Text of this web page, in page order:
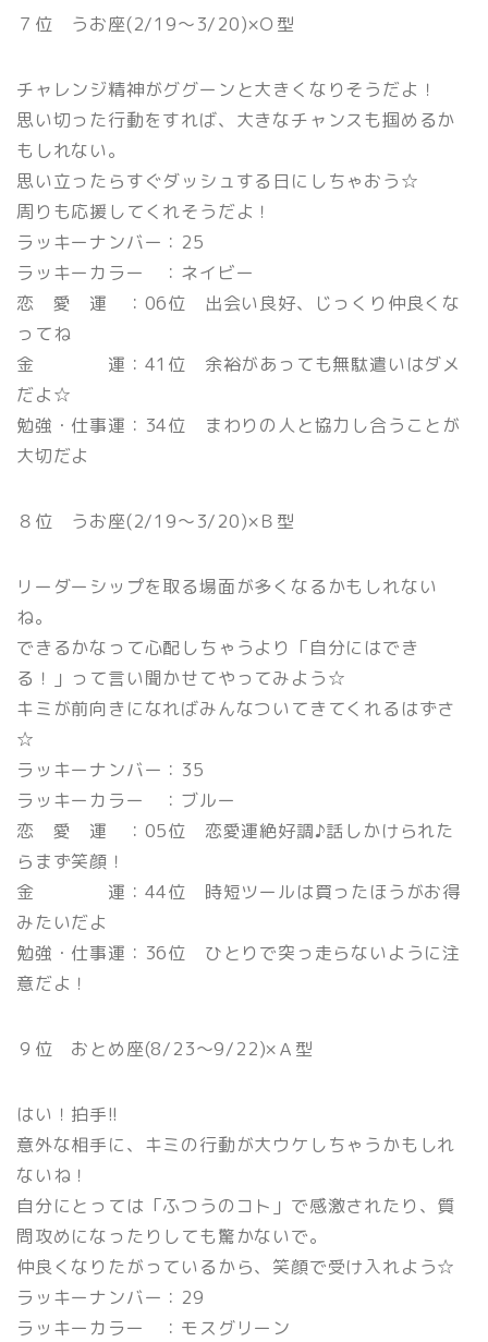
７位 うお座(2/19〜3/20)×Ｏ型
チャレンジ精神がググーンと大きくなりそうだよ！
思い切った行動をすれば、大きなチャンスも掴めるか
もしれない。
思い立ったらすぐダッシュする日にしちゃおう☆
周りも応援してくれそうだよ！
ラッキーナンバー：25
ラッキーカラー ：ネイビー
恋 愛 運 ：06位 出会い良好、じっくり仲良くな
ってね
金 運：41位 余裕があっても無駄遣いはダメ
だよ☆
勉強・仕事運：34位 まわりの人と協力し合うことが
大切だよ
８位 うお座(2/19〜3/20)×Ｂ型
リーダーシップを取る場面が多くなるかもしれない
ね。
できるかなって心配しちゃうより「自分にはでき
る！」って言い聞かせてやってみよう☆
キミが前向きになればみんなついてきてくれるはずさ
☆
ラッキーナンバー：35
ラッキーカラー ：ブルー
恋 愛 運 ：05位 恋愛運絶好調♪話しかけられた
らまず笑顔！
金 運：44位 時短ツールは買ったほうがお得
みたいだよ
勉強・仕事運：36位 ひとりで突っ走らないように注
意だよ！
９位 おとめ座(8/23〜9/22)×Ａ型
はい！拍手!!
意外な相手に、キミの行動が大ウケしちゃうかもしれ
ないね！
自分にとっては「ふつうのコト」で感激されたり、質
問攻めになったりしても驚かないで。
仲良くなりたがっているから、笑顔で受け入れよう☆
ラッキーナンバー：29
ラッキーカラー ：モスグリーン